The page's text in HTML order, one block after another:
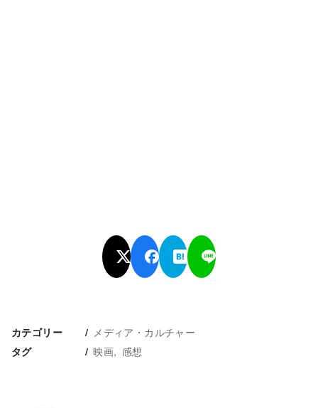
カテゴリー メディア・カルチャー
タグ 映画 感想